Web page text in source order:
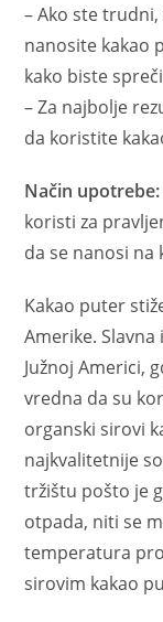
– Ako ste
nanosite kakao
kako biste
– Za najbolje
da koristite
Način upotrebe:
koristi za
da se nanosi na
Kakao puter
Amerike.
Južnoj Americi,
vredna da su
organski sirovi
najkvalitetnije
tržištu pošto je
otpada, niti se
temperatura
sirovim kakao